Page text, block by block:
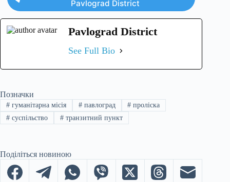
Pavlograd District
Pavlograd District
See Full Bio
Позначки
#гуманітарна місія #павлоград # проліска
#суспільство #транзитний пункт
Поділіться новиною